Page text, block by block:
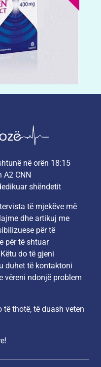
në orën 18:15
A2 CNN
shëndetit
të mjekëve më
dhe artikuj me
për të
për të shtuar
do të gjeni
duhet të kontaktoni
vëreni ndonjë problem
të thotë, të duash veten